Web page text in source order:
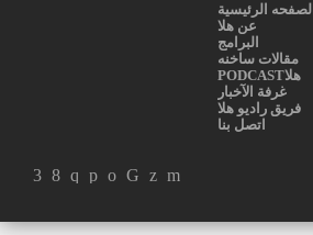
الصفحه الرئيسية
عن هلا
البرامج
مقالات ساخنه
هلاPODCAST
غرفة الآخبار
فريق راديو هلا
اتصل بنا